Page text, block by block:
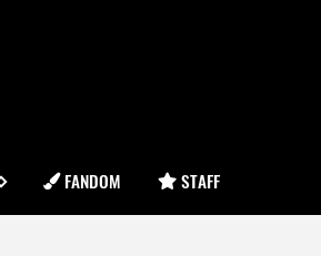
FANDOM STAFF